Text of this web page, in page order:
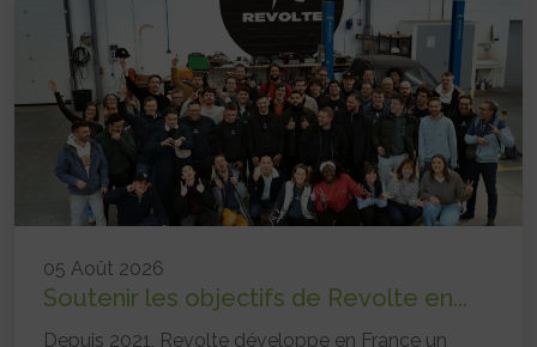
05 Août 2026
Soutenir les objectifs de Revolte en...
Depuis 2021, Revolte développe en France un